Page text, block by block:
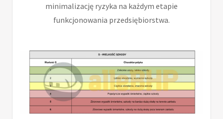
minimalizację ryzyka na każdym etapie
funkcjonowania przedsiębiorstwa.